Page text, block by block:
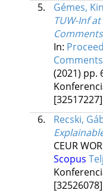
5.
Gémes,
TUW-Inf
Comments
In:
Comments
(2021) pp.
[32517227]
6.
Recski,
CEUR
Scopus
[32526078]